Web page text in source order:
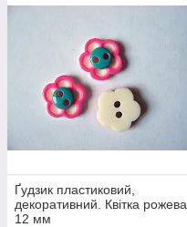
Ґудзик пластиковий,
декоративний. Квітка рожева,
12 мм